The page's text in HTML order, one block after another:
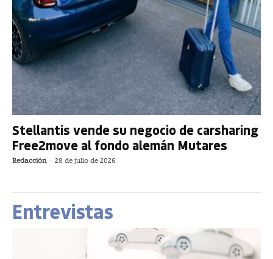
Stellantis vende su negocio de carsharing
Free2move al fondo alemán Mutares
Redacción - 28 de julio de 2026
Entrevistas